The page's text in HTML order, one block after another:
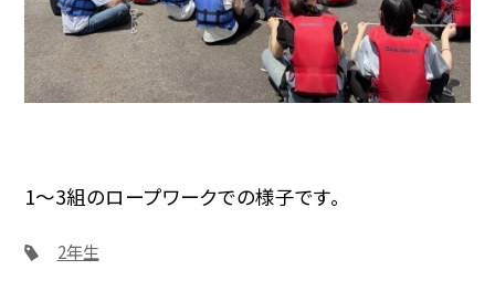
1〜3組のロープワークでの様子です。
2年生